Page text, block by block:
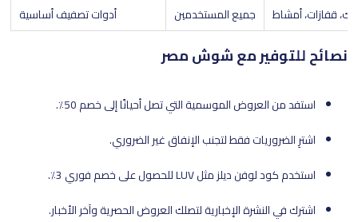
قفازات، أمشاط
جميع المستخدمين أدوات تصفيف أساسية
نصائح للتوفير مع شوش مصر
استفد من العروض الموسمية التي تصل أحيانًا إلى خصم 50٪.
اشترِ الضروريات فقط لتجنب الإنفاق غير الضروري.
استخدم كود لوفن ديلز مثل LUV للحصول على خصم فوري 3٪.
اشترك في النشرة الإخبارية لتصلك العروض الحصرية وآخر الأخبار.